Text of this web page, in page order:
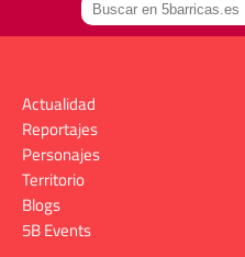
Actualidad
Reportajes
Personajes
Territorio
Blogs
5B Events